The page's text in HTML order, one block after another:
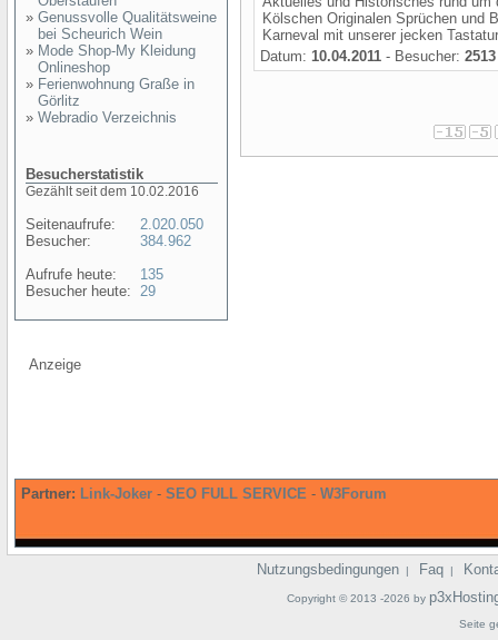
» Genussvolle Qualitätsweine
bei Scheurich Wein
» Mode Shop-My Kleidung
Onlineshop
» Ferienwohnung Graße in
Görlitz
» Webradio Verzeichnis
Besucherstatistik
Gezählt seit dem 10.02.2016
Seitenaufrufe:
Besucher:
Aufrufe heute:
Besucher heute:
2.020.050
384.962
135
29
Kölschen Originalen Sprüchen und
Karneval mit unserer jecken
Datum: 10.04.2011 - Besucher: 2513
Anzeige
Partner: Link-Joker - SEO FULL SERVICE - W3Forum
Nutzungsbedingungen | Faq |
Copyright © 2013 -2026 by
Seite